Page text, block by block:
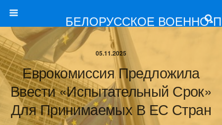
БЕЛОРУССКОЕ ВОЕННО-
05.11.2025
Еврокомиссия Предложила
Ввести «испытательный Срок»
Для Принимаемых В ЕС Стран